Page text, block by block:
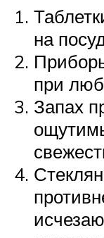
на
при
Запах